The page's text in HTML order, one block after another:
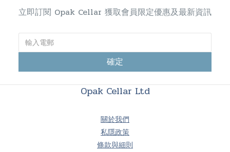
立即訂閱 Opak Cellar 獲取會員限定優惠及最新資訊
確定
Opak Cellar Ltd
關於我們
私隱政策
條款與細則